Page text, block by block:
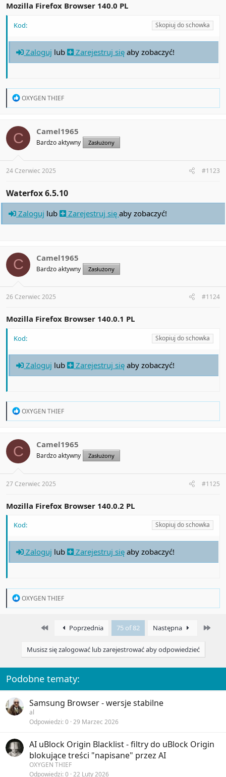
Mozilla Firefox Browser 140.0 PL
Kod: Skopiuj do schowka
Zaloguj lub Zarejestruj się aby zobaczyć!
R
t
i
o
s
:
OXYGEN THIEF
C Camel1965
Bardzo aktywny Zasłużony
24 Czerwiec 2025 #1123
Waterfox 6.5.10​
Zaloguj lub Zarejestruj się aby zobaczyć!
C Camel1965
Bardzo aktywny Zasłużony
26 Czerwiec 2025 #1124
Mozilla Firefox Browser 140.0.1 PL
Kod: Skopiuj do schowka
Zaloguj lub Zarejestruj się aby zobaczyć!
R
t
i
o
s
:
OXYGEN THIEF
C Camel1965
Bardzo aktywny Zasłużony
27 Czerwiec 2025 #1125
Mozilla Firefox Browser 140.0.2 PL
Kod: Skopiuj do schowka
Zaloguj lub Zarejestruj się aby zobaczyć!
R
:
OXYGEN THIEF
First Poprzednia 75 of 82 Następna
Musisz się zalogować lub zarejestrować aby odpowiedzieć
Podobne tematy:
Samsung Browser - wersje stabilne
al
Odpowiedzi 0 29 Marzec 2026
AI uBlock Origin Blacklist - filtry do uBlock Origin
blokujące treści "napisane" przez AI
OXYGEN THIEF
Odpowiedzi 0 22 Luty 2026